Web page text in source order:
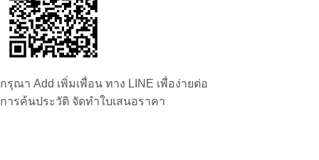
กรุณา Add เพิ่มเพื่อน ทาง LINE เพื่อง่ายต่อ
การค้นประวัติ จัดทำใบเสนอราคา